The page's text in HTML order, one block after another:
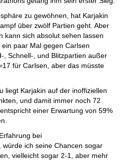
zu gewöhnen, hat Karjakin
über zwölf Partien geht. Aber
kann sich absolut sehen lassen
paar Mal gegen Carlsen
, Schnell-, und Blitzpartien außer
für Carlsen, aber das müsste
liegt Karjakin auf der inoffiziellen
und damit immer noch 72
einer Erwartung von 59%
bei
ich seine Chancen sogar
vielleicht sogar 2-1, aber mehr